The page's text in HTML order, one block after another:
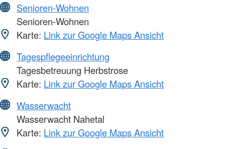
Senioren-Wohnen
Senioren-Wohnen
Karte: Link zur Google Maps Ansicht
Tagespflegeeinrichtung
Tagesbetreuung Herbstrose
Karte: Link zur Google Maps Ansicht
Wasserwacht
Wasserwacht Nahetal
Karte: Link zur Google Maps Ansicht